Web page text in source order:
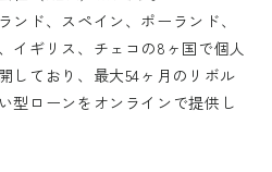
ド、スペイン、ポーランド、
イギリス、チェコの8ヶ国で個人
しており、最大54ヶ月のリボル
型ローンをオンラインで提供し